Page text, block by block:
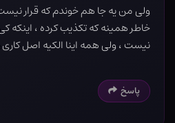
ولی من یه جا هم خوندم که قرار نیست
خاطر همینه که تکذیب کرده ، اینکه
نیست ، ولی همه اینا الکیه اصل کاری
پاسخ